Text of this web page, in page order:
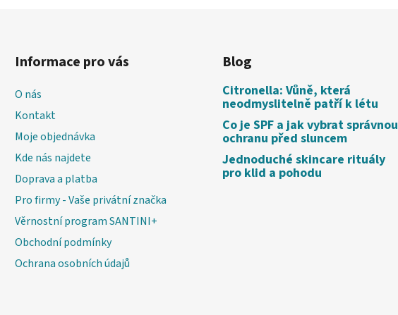
Informace pro vás
O nás
Kontakt
Moje objednávka
Kde nás najdete
Doprava a platba
Pro firmy - Vaše privátní značka
Věrnostní program SANTINI+
Obchodní podmínky
Ochrana osobních údajů
Blog
Citronella: Vůně, která
neodmyslitelně patří k létu
Co je SPF a jak vybrat správnou
ochranu před sluncem
Jednoduché skincare rituály
pro klid a pohodu